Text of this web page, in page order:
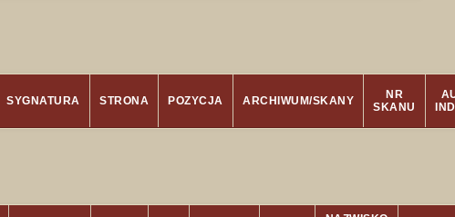
SYGNATURA STRONA POZYCJA ARCHIWUM/SKANY
NR
SKANU